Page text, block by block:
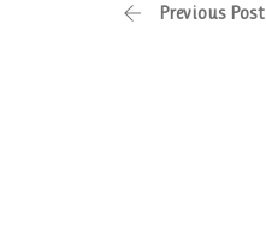
Previous Post